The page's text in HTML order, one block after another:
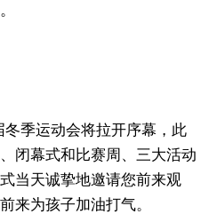
季运动会将拉开序幕，此
闭幕式和比赛周、三大活动
当天诚挚地邀请您前来观
来为孩子加油打气。